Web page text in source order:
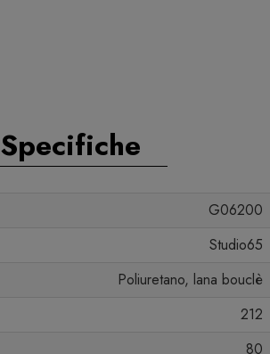
Specifiche
G06200
Studio65
Poliuretano, lana bouclè
212
80